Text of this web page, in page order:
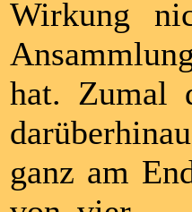
Wirkung
hat. Zumal
ganz am